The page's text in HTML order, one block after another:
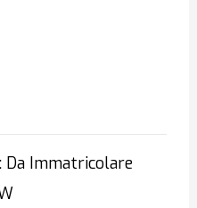
Da Immatricolare